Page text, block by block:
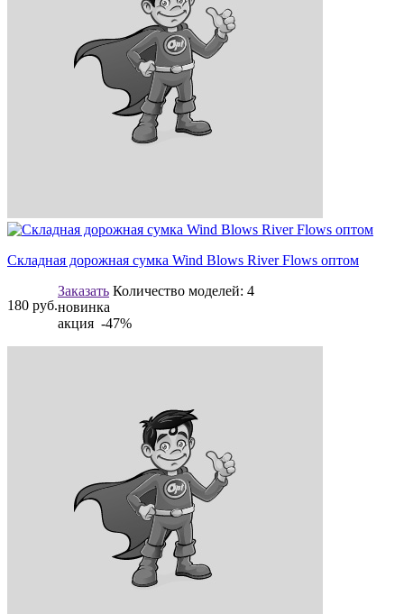
Складная дорожная сумка Wind Blows River Flows оптом
180 руб.
Заказать Количество моделей: 4
новинка
акция -47%